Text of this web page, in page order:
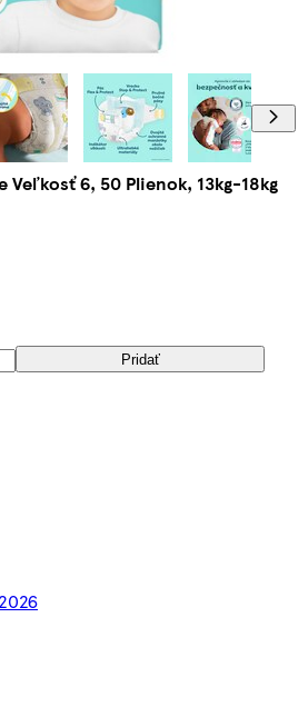
Veľkosť 6, 50 Plienok, 13kg-18kg
Pridať